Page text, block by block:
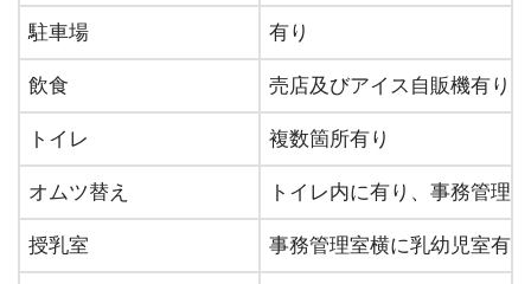
駐⾞場 有り
飲⾷ 売店及びアイス自販機有り
トイレ 複数箇所有り
オムツ替え トイレ内に有り、事務管理
授乳室 事務管理室横に乳幼児室有り